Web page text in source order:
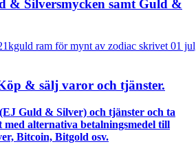
& Silversmycken samt Guld &
ram för mynt av zodiac skrivet 01
& sälj varor och tjänster.
Guld & Silver) och tjänster och ta
med alternativa betalningsmedel till
Bitcoin, Bitgold osv.